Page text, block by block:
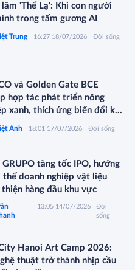
lãm 'Thể Lạ': Khi con người
trong tấm gương AI
Trung 16:27 18/07/2026 Đời sống
và Golden Gate BCE
hợp tác phát triển nông
xanh, thích ứng biến đổi khí
Anh 18:01 17/07/2026 Đời sống
GRUPO tăng tốc IPO, hướng
doanh nghiệp vật liệu
thiện hàng đầu khu vực
13:05 14/07/2026
Đời
sống
Hanoi Art Camp 2026:
thuật trở thành nhịp cầu